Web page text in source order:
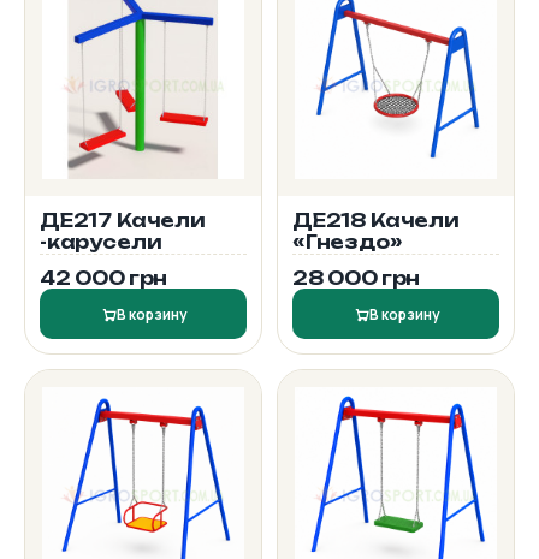
ДЕ217 Качели
-карусели
42 000 грн
В корзину
ДЕ218 Качели
«Гнездо»
28 000 грн
В корзину